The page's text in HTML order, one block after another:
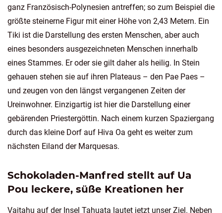
ganz Französisch-Polynesien antreffen; so zum Beispiel die
größte steinerne Figur mit einer Höhe von 2,43 Metern. Ein
Tiki ist die Darstellung des ersten Menschen, aber auch
eines besonders ausgezeichneten Menschen innerhalb
eines Stammes. Er oder sie gilt daher als heilig. In Stein
gehauen stehen sie auf ihren Plateaus – den Pae Paes –
und zeugen von den längst vergangenen Zeiten der
Ureinwohner. Einzigartig ist hier die Darstellung einer
gebärenden Priestergöttin. Nach einem kurzen Spaziergang
durch das kleine Dorf auf Hiva Oa geht es weiter zum
nächsten Eiland der Marquesas.
Schokoladen-Manfred stellt auf Ua
Pou leckere, süße Kreationen her
Vaitahu auf der Insel Tahuata lautet jetzt unser Ziel. Neben